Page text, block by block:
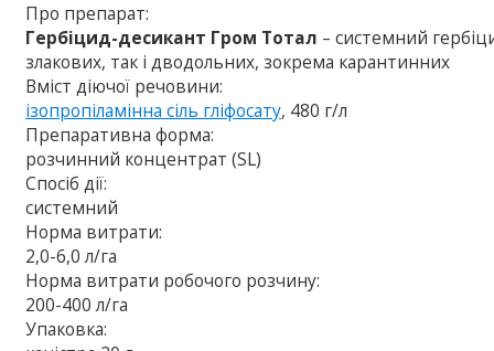
Про препарат:
Гербіцид-десикант Гром Тотал – системний
злакових, так і дводольних, зокрема карантинних
Вміст діючої речовини:
ізопропіламінна сіль гліфосату, 480 г/л
Препаративна форма:
розчинний концентрат (SL)
Спосіб дії:
системний
Норма витрати:
2,0-6,0 л/га
Норма витрати робочого розчину:
200-400 л/га
Упаковка: